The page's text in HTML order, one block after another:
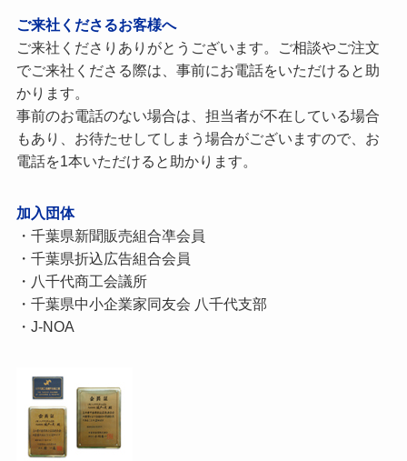
ご来社くださるお客様へ
ご来社くださりありがとうございます。ご相談やご注文
でご来社くださる際は、事前にお電話をいただけると助
かります。
事前のお電話のない場合は、担当者が不在している場合
もあり、お待たせしてしまう場合がございますので、お
電話を1本いただけると助かります。
加入団体
・千葉県新聞販売組合凖会員
・千葉県折込広告組合会員
・八千代商工会議所
・千葉県中小企業家同友会 八千代支部
・J-NOA